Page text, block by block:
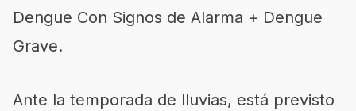
Dengue Con Signos de Alarma + Dengue
Grave.
Ante la temporada de lluvias, está previsto